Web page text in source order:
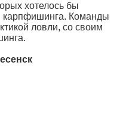
хотелось бы
карпфишинга. Команды
ловли, со своим